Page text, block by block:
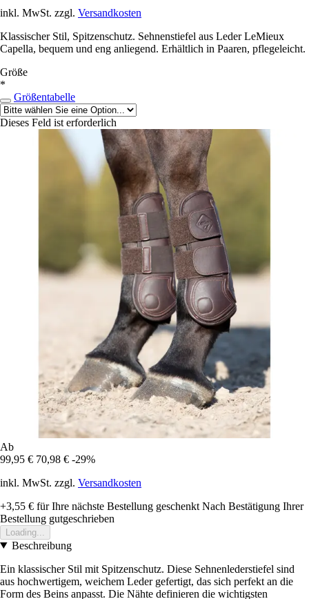
inkl. MwSt. zzgl. Versandkosten
Klassischer Stil, Spitzenschutz. Sehnenstiefel aus Leder LeMieux
Capella, bequem und eng anliegend. Erhältlich in Paaren, pflegeleicht.
Größe
*
Größentabelle
Dieses Feld ist erforderlich
Ab
99,95 € 70,98 € -29%
inkl. MwSt. zzgl. Versandkosten
+3,55 € für Ihre nächste Bestellung geschenkt Nach Bestätigung Ihrer
Bestellung gutgeschrieben
Loading...
Beschreibung
Ein klassischer Stil mit Spitzenschutz. Diese Sehnenlederstiefel sind
aus hochwertigem, weichem Leder gefertigt, das sich perfekt an die
Form des Beins anpasst. Die Nähte definieren die wichtigsten